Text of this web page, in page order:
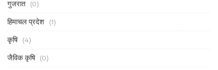
गुजरात (0)
हिमाचल प्रदेश (1)
कृषि (4)
जैविक कृषि (0)